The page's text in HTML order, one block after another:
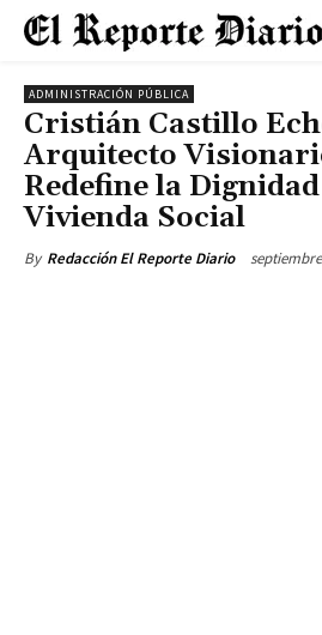
ADMINISTRACIÓN PÚBLICA
Cristián Castillo
Arquitecto
Redefine la
Vivienda Social
By Redacción El Reporte Diario